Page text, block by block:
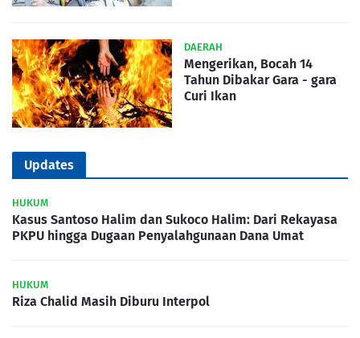
DAERAH
Mengerikan, Bocah 14
Tahun Dibakar Gara - gara
Curi Ikan
Updates
HUKUM
Kasus Santoso Halim dan Sukoco Halim: Dari Rekayasa
PKPU hingga Dugaan Penyalahgunaan Dana Umat
HUKUM
Riza Chalid Masih Diburu Interpol